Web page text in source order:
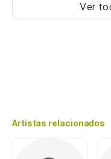
Ver
Artistas relacionados